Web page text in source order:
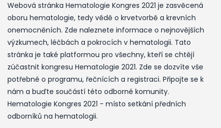
Webová stránka Hematologie Kongres 2021 je zasvěcená
oboru hematologie, tedy vědě o krvetvorbě a krevních
onemocněních. Zde naleznete informace o nejnovějších
výzkumech, léčbách a pokrocích v hematologii. Tato
stránka je také platformou pro všechny, kteří se chtějí
zúčastnit kongresu Hematologie 2021. Zde se dozvíte vše
potřebné o programu, řečnících a registraci. Připojte se k
nám a buďte součástí této odborné komunity.
Hematologie Kongres 2021 - místo setkání předních
odborníků na hematologii.